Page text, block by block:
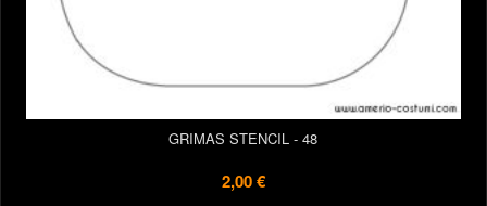
GRIMAS STENCIL - 48
2,00 €